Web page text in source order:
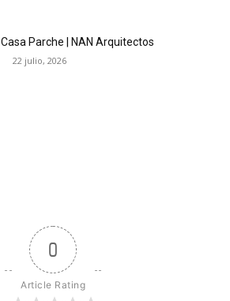
Casa Parche | NAN Arquitectos
22 julio, 2026
0
Article Rating